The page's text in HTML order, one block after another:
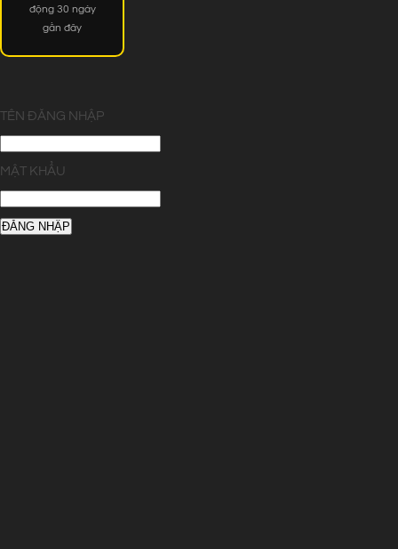
động 30 ngày
gần đây
TÊN ĐĂNG NHẬP
MẬT KHẨU